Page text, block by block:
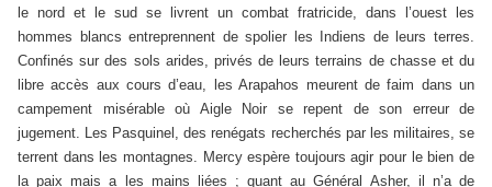
le nord et le sud se livrent un combat fratricide, dans l’ouest les
hommes blancs entreprennent de spolier les Indiens de leurs terres.
Confinés sur des sols arides, privés de leurs terrains de chasse et du
libre accès aux cours d’eau, les Arapahos meurent de faim dans un
campement misérable où Aigle Noir se repent de son erreur de
jugement. Les Pasquinel, des renégats recherchés par les militaires, se
terrent dans les montagnes. Mercy espère toujours agir pour le bien de
la paix mais a les mains liées ; quant au Général Asher, il n’a de